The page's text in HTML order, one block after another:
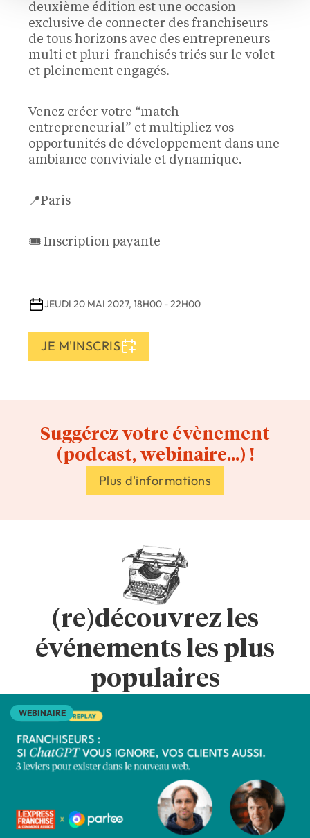
deuxième édition est une occasion
exclusive de connecter des franchiseurs
de tous horizons avec des entrepreneurs
multi et pluri-franchisés triés sur le volet
et pleinement engagés.
Venez créer votre “match
entrepreneurial” et multipliez vos
opportunités de développement dans une
ambiance conviviale et dynamique.
📍Paris
🎟️ Inscription payante
JEUDI 20 MAI 2027, 18H00-22H00
JE M'INSCRIS
Suggérez votre évènement
(podcast, webinaire...) !
Plus d'informations
(re)découvrez les
événements les plus
populaires
WEBINAIRE